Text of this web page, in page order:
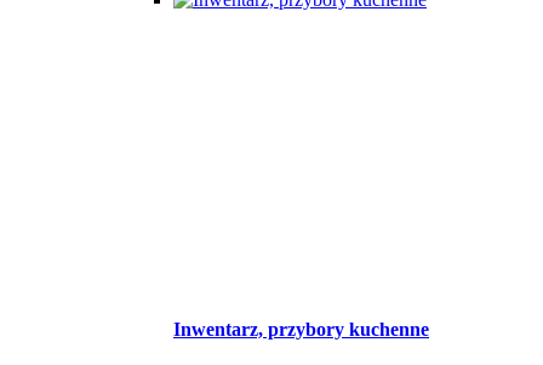
Inwentarz, przybory kuchenne